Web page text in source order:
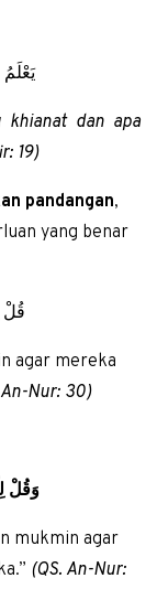
khianat dan apa
19)
pandangan,
yang benar
قُلْ
agar mereka
An-Nur: 30)
وَقُلْ
mukmin agar
(QS. An-Nur: